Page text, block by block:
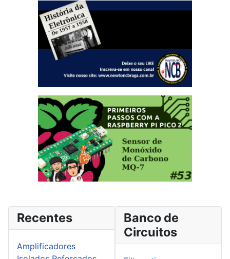
Recentes
Amplificadores
Banco de
Circuitos